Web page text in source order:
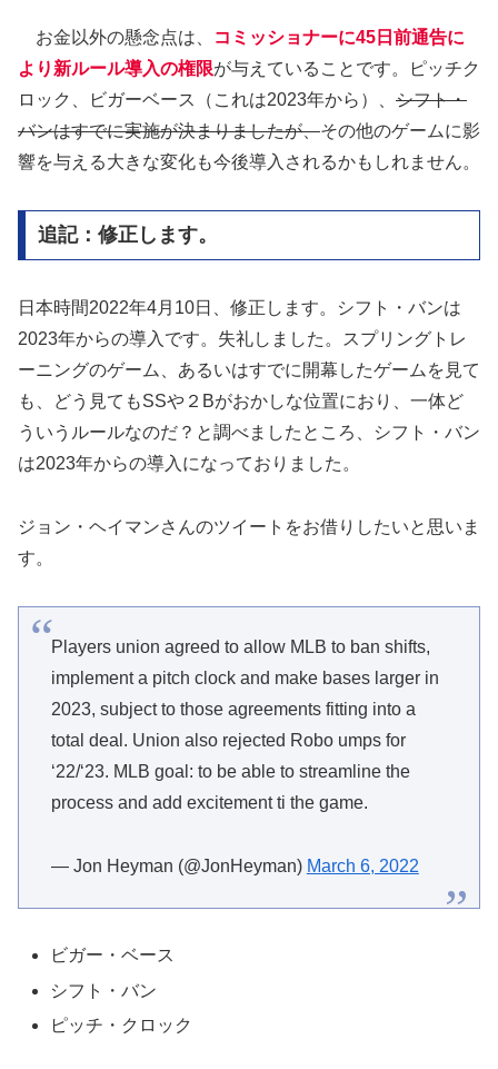
お金以外の懸念点は、
コミッショナーに45日前通告に
より新ルール導入の権限が与えていることです。ピッチク
ロック、ビガーベース（これは2023年から）、 シフト・
バンはすでに実施が決まりましたが、その他のゲームに影
響を与える大きな変化も今後導入されるかもしれません。
追記：修正します。
日本時間2022年4月10日、修正します。シフト・バンは
2023年からの導入です。失礼しました。スプリングトレ
ーニングのゲーム、あるいはすでに開幕したゲームを見て
も、どう見てもSSや２Bがおかしな位置におり、一体ど
ういうルールなのだ？と調べましたところ、シフト・バン
は2023年からの導入になっておりました。
ジョン・ヘイマンさんのツイートをお借りしたいと思いま
す。
Players union agreed to allow MLB to ban shifts,
implement a pitch clock and make bases larger in
2023, subject to those agreements fitting into a
total deal. Union also rejected Robo umps for
‘22/‘23. MLB goal: to be able to streamline the
process and add excitement ti the game.
— Jon Heyman (@JonHeyman) March 6, 2022
ビガー・ベース
シフト・バン
ピッチ・クロック